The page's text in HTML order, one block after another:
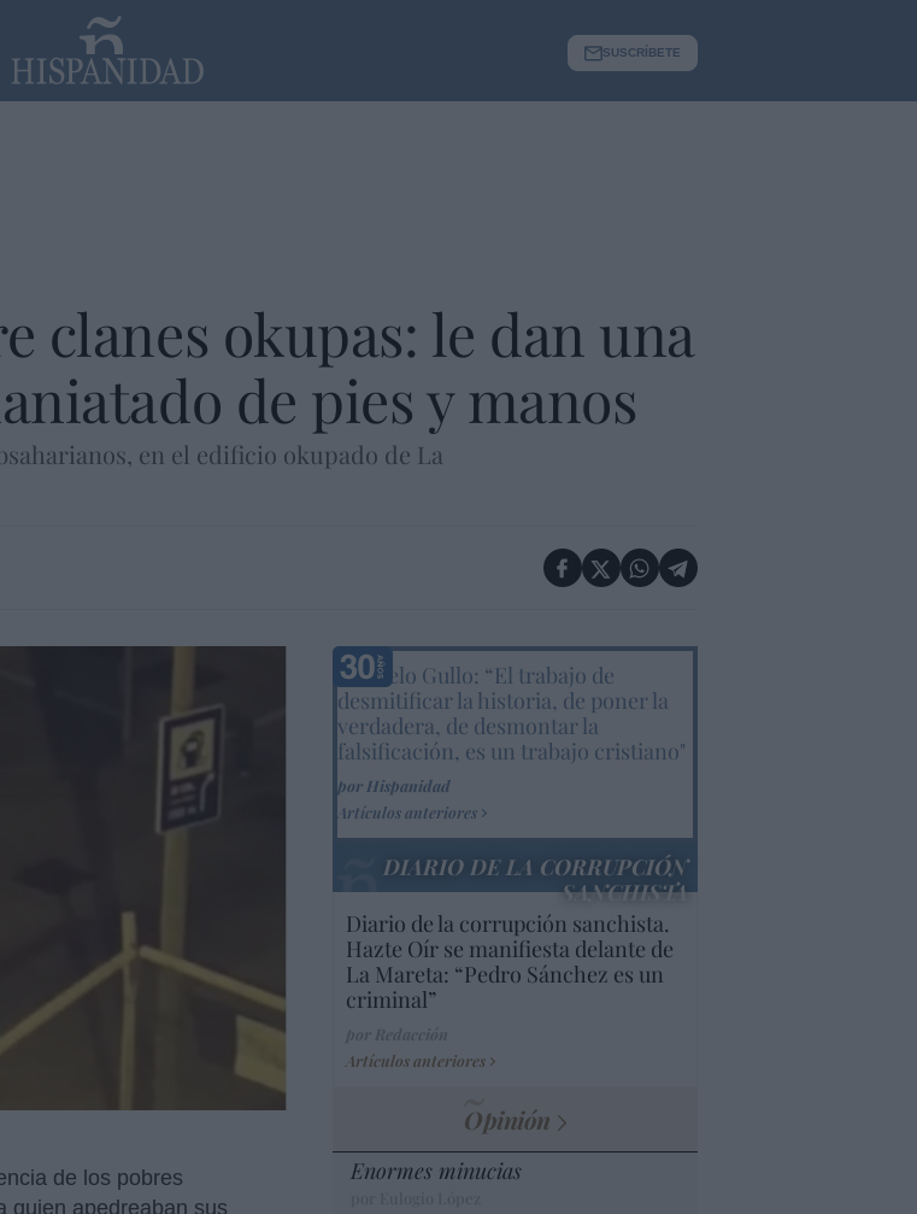
SUSCRÍBETE
clanes okupas: le dan una
de pies y manos
en el edificio okupado de La
de los pobres
quien apedreaban sus
Marcelo Gullo: “El trabajo de
desmitificar la historia, de poner la
verdadera, de desmontar la
falsificación, es un trabajo cristiano"
por Hispanidad
Artículos anteriores
DIARIO DE LA CORRUPCIÓN
SANCHISTA
Diario de la corrupción sanchista.
Hazte Oír se manifiesta delante de
La Mareta: “Pedro Sánchez es un
criminal”
Artículos anteriores
Opinión
Enormes minucias